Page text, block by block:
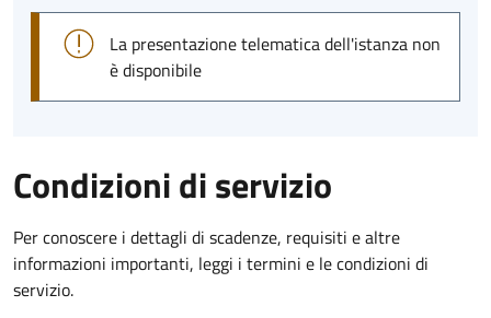
La presentazione telematica dell'istanza non
è disponibile
Condizioni di servizio
Per conoscere i dettagli di scadenze, requisiti e altre
informazioni importanti, leggi i termini e le condizioni di
servizio.